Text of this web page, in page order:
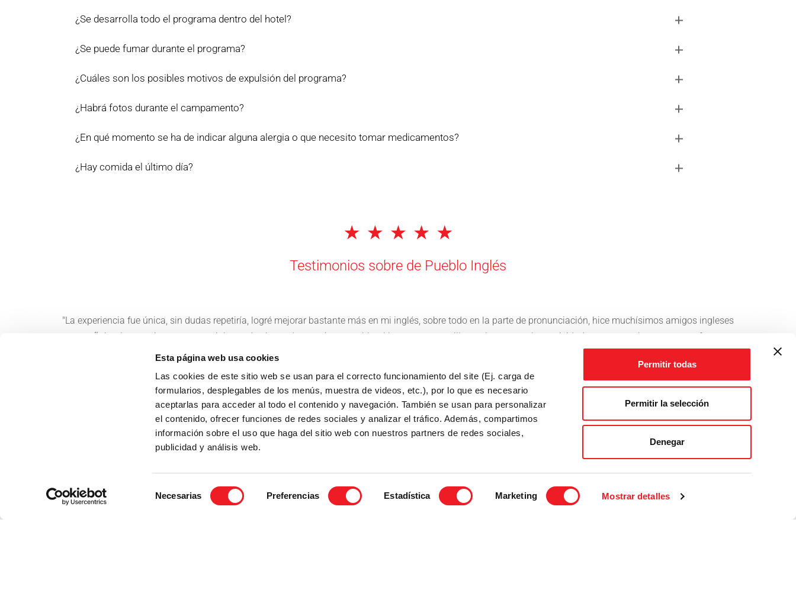
Esta página web usa cookies
Las cookies de este sitio web se usan para el correcto funcionamiento del site (Ej. carga de
formularios, desplegables de los menús, muestra de videos, etc.), por lo que es necesario
aceptarlas para acceder al todo el contenido y navegación. También se usan para personalizar
el contenido, ofrecer funciones de redes sociales y analizar el tráfico. Además, compartimos
información sobre el uso que haga del sitio web con nuestros partners de redes sociales,
publicidad y análisis web.
Necesarias Preferencias Estadística Marketing Mostrar detalles
Permitir todas
Permitir la selección
Denegar
¿Se desarrolla todo el programa dentro del hotel?
¿Se puede fumar durante el programa?
¿Cuáles son los posibles motivos de expulsión del programa?
¿Habrá fotos durante el campamento?
¿En qué momento se ha de indicar alguna alergia o que necesito tomar medicamentos?
¿Hay comida el último día?
Testimonios sobre de Pueblo Inglés
"La experiencia fue única, sin dudas repetiría, logré mejorar bastante más en mi inglés, sobre todo en la parte de pronunciación, hice muchísimos amigos ingleses
y españoles, los monitores eran geniales, todo el mundo era súper amable, el lugar era maravilloso, el entorno y las actividades eran muy buenas, y eso, fue una
gran experiencia y me encantaría repetir. Muchas gracias por todo!"
Carlos de la Portilla Participó en Pueblo Inglés Teens 2026
dar